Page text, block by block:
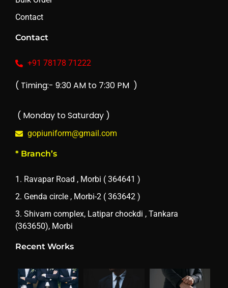
Contact
Contact
+91 78178 71222
( Timing:- 9:30 AM to 7:30 PM )
( Monday to Saturday )
gopiuniform@gmail.com
* Branch’s
1. Ravapar Road , Morbi ( 364641 )
2. Genda circle , Morbi-2 ( 363642 )
3. Shivam complex, Latipar chockdi , Tankara
(363650), Morbi
Recent Works